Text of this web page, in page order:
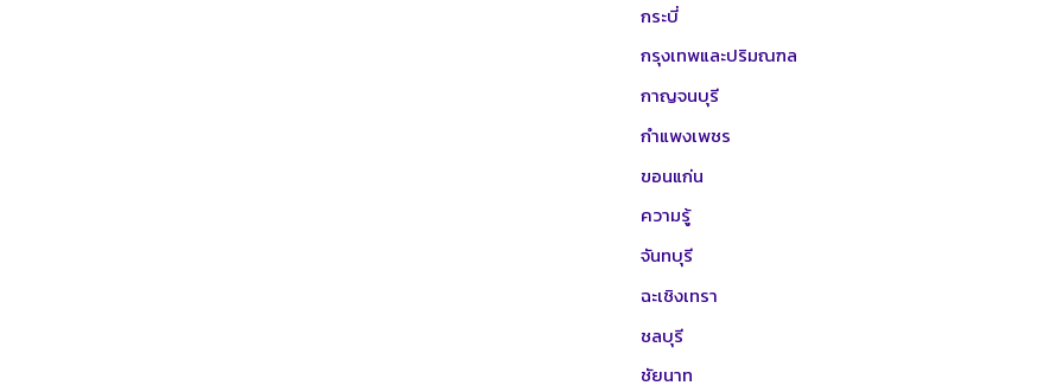
กระบี่
กรุงเทพและปริมณฑล
กาญจนบุรี
กำแพงเพชร
ขอนแก่น
ความรู้
จันทบุรี
ฉะเชิงเทรา
ชลบุรี
ชัยนาท